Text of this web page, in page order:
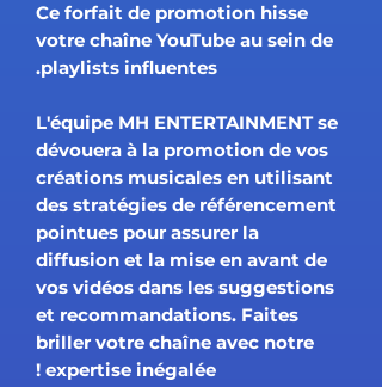
Ce forfait de promotion hisse
votre chaîne YouTube au sein de
playlists influentes.
L'équipe MH ENTERTAINMENT se
dévouera à la promotion de vos
créations musicales en utilisant
des stratégies de référencement
pointues pour assurer la
diffusion et la mise en avant de
vos vidéos dans les suggestions
et recommandations. Faites
briller votre chaîne avec notre
expertise inégalée !